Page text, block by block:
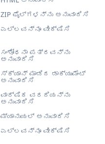
ಸಂಶೋಧನಾ ಪತ್ರವನ್ನು
ಅನುವಾದಿಸಿ
ಸ್ಕ್ಯಾನ್ ಮಾಡಿದ ಡಾಕ್ಯುಮೆಂಟ್
ಅನುವಾದಿಸಿ
ವಾರ್ಷಿಕ ವರದಿಯನ್ನು
ಅನುವಾದಿಸಿ
ಮ್ಯಾನುಯಲ್ ಅನುವಾದಿಸಿ
ಎಲ್ಲವನ್ನೂ ವೀಕ್ಷಿಸಿ
ZIP ಫೈಲ್‌ಗಳನ್ನು ಅನುವಾದಿಸಿ
ಎಲ್ಲವನ್ನೂ ವೀಕ್ಷಿಸಿ